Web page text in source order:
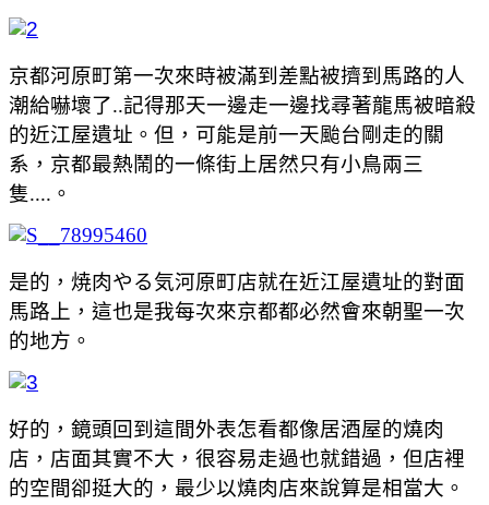
京都河原町第一次來時被滿到差點被擠到馬路的人
潮給嚇壞了..記得那天一邊走一邊找尋著龍馬被暗殺
的近江屋遺址。但，可能是前一天颱台剛走的關
系，京都最熱鬧的一條街上居然只有小鳥兩三
隻....。
是的，焼肉やる気河原町店就在近江屋遺址的對面
馬路上，這也是我每次來京都都必然會來朝聖一次
的地方。
好的，鏡頭回到這間外表怎看都像居酒屋的燒肉
店，店面其實不大，很容易走過也就錯過，但店裡
的空間卻挺大的，最少以燒肉店來說算是相當大。